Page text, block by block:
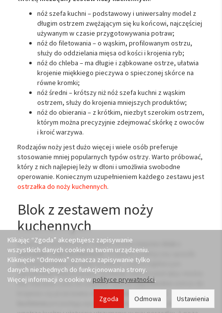
nóż szefa kuchni – podstawowy i uniwersalny model z
długim ostrzem zwężającym się ku końcowi, najczęściej
używanym w czasie przygotowywania potraw;
nóż do filetowania – o wąskim, profilowanym ostrzu,
służy do oddzielania mięsa od kości i krojenia ryb;
nóż do chleba – ma długie i ząbkowane ostrze, ułatwia
krojenie miękkiego pieczywa o spieczonej skórce na
równe kromki;
nóż średni – krótszy niż nóż szefa kuchni z wąskim
ostrzem, służy do krojenia mniejszych produktów;
nóż do obierania – z krótkim, niezbyt szerokim ostrzem,
którym można precyzyjnie zdejmować skórkę z owoców
i kroić warzywa.
Rodzajów noży jest dużo więcej i wiele osób preferuje
stosowanie mniej popularnych typów ostrzy. Warto próbować,
który z nich najlepiej leży w dłoni i umożliwia swobodne
operowanie. Koniecznym uzupełnieniem każdego zestawu jest
ostrzałka do noży kuchennych.
Blok z zestawem noży
kuchennych
W naszym asortymencie znaleźć można niejeden
zestawem noży kuchennych. To bardzo praktyczny sposób
przechowywania narzędzi na blacie, czyli w najbliższym
sąsiedztwie miejsca pracy. Są wtedy zawsze pod ręką i można
bez tracenia czasu na szukanie wybrać odpowiednie ostrze do
prezentują się bardzo estetycznie, są ozdobą
Klikając “Zgoda” akceptujesz zapisywanie
wszystkich danych cookie na twoim urządzeniu.
Kliknięcie “Odmowa” oznacza zapisywanie tylko
danych niezbędnych do funkcjonowania strony.
Więcej informacji o cookie w polityce prywatności.
Ustawienia
Odmowa
Zgoda